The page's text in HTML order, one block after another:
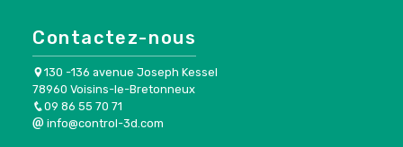
Contactez-nous
130 -136 avenue Joseph Kessel
78960 Voisins-le-Bretonneux
09 86 55 70 71
info@control-3d.com